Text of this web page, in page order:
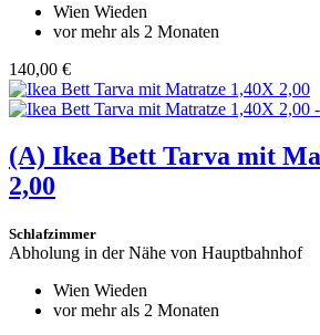
Wien Wieden
vor mehr als 2 Monaten
140,00 €
(A) Ikea Bett Tarva mit
2,00
Schlafzimmer
Abholung in der Nähe von Hauptbahnhof
Wien Wieden
vor mehr als 2 Monaten